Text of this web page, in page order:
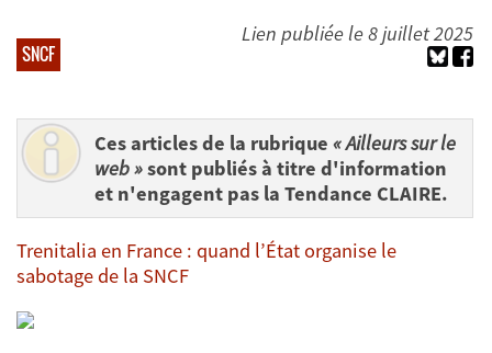
SNCF
Lien publiée le 8 juillet 2025
Ces articles de la rubrique « Ailleurs sur le
web »sont publiés à titre d'information
et n'engagent pas la Tendance CLAIRE.
Trenitalia en France : quand l’État organise le
sabotage de la SNCF